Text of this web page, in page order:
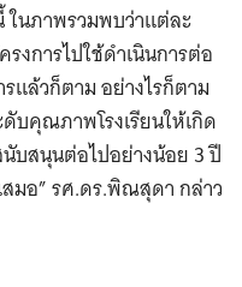
ในภาพรวมพบว่าแต่ละ
งการไปใช้ดำเนินการต่อ
แล้วก็ตาม อย่างไรก็ตาม
บคุณภาพโรงเรียนให้เกิด
บสนุนต่อไปอย่างน้อย 3 ปี
มอ” รศ.ดร.พิณสุดา กล่าว